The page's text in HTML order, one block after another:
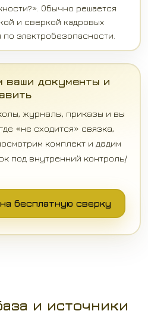
Обычно решается
и сверкой кадровых
электробезопасности.
ваши документы и
журналы, приказы и вы
«не сходится» связка,
комплект и дадим
под внутренний контроль/
бесплатную сверку
и источники